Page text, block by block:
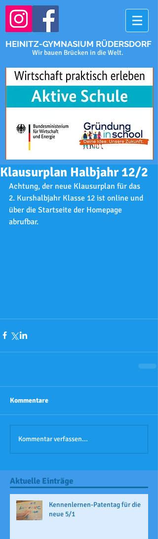
HEINITZ-GYMNASIUM RÜDERSDORF
Wir bauen Brücken in die Welt.
Klausurplan Halbjahr 12/2
Achtung, der neue Klausurplan für das
2. Kurshalbjahr Klasse 12 ist online und
über die Startseite der Homepage
abrufbar.
Kommentare
Kommentar verfassen...
Aktuelle Einträge
Kennenlernen-Patentag für die
neue 5/1